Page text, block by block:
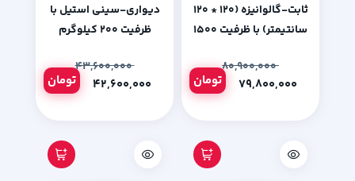
ثابت-گالوانیزه (120 * 120
سانتیمتر) با ظرفیت 1500
۸۰,۹۰۰,۰۰۰
تومان
دیواری-سینی استیل با
ظرفیت 200 کیلوگرم
۴۳,۶۰۰,۰۰۰
تومان